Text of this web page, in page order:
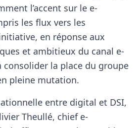
l’accent sur le e-
les flux vers les
en réponse aux
et ambitieux du canal e-
consolider la place du groupe
pleine mutation.
entre digital et DSI,
Theullé, chief e-